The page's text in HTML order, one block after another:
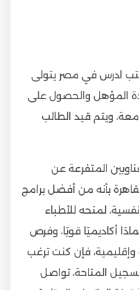
ادرس في مصر يتولى
المؤهل والحصول على
ويتم قيد الطالب
المتفرعة عن
بأنه من أفضل برامج
لمنحه للأطباء
أكاديميًا قويًا، وفرص
فإن كنت ترغب
المتاحة، تواصل